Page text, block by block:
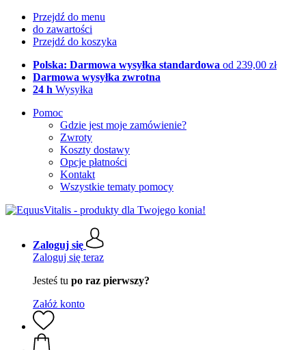
Przejdź do menu
do zawartości
Przejdź do koszyka
Polska: Darmowa wysyłka standardowa od 239,00 zł
Darmowa wysyłka zwrotna
24 h Wysyłka
Pomoc
Gdzie jest moje zamówienie?
Zwroty
Koszty dostawy
Opcje płatności
Kontakt
Wszystkie tematy pomocy
Zaloguj się
Zaloguj się teraz
Jesteś tu po raz pierwszy?
Załóż konto